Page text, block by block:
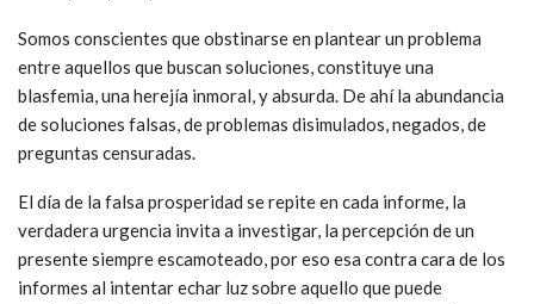
Somos conscientes que obstinarse en plantear un problema
entre aquellos que buscan soluciones, constituye una
blasfemia, una herejía inmoral, y absurda. De ahí la abundancia
de soluciones falsas, de problemas disimulados, negados, de
preguntas censuradas.
El día de la falsa prosperidad se repite en cada informe, la
verdadera urgencia invita a investigar, la percepción de un
presente siempre escamoteado, por eso esa contra cara de los
informes al intentar echar luz sobre aquello que puede